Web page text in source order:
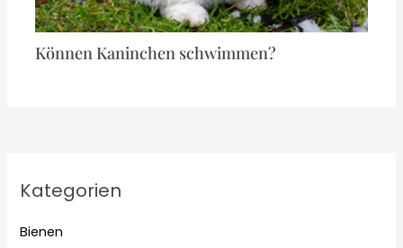
Können Kaninchen schwimmen?
Kategorien
Bienen